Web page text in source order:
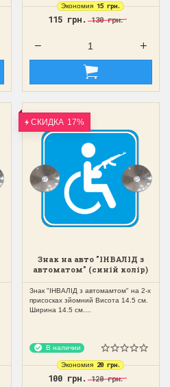
Экономия 15 грн.
115 грн.130 грн.
СКИДКА 17%
Знак на авто "ІНВАЛІД з
автоматом" (синій колір)
на 2-х присосках зйомний
Знак "ІНВАЛІД з автомамтом" на 2-х
присосках зйомний Висота 14.5 см.
Ширина 14.5 см....
В наличии
Экономия 20 грн.
100 грн.120 грн.